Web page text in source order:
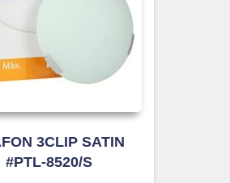
3CLIP SATIN
#PTL-8520/S